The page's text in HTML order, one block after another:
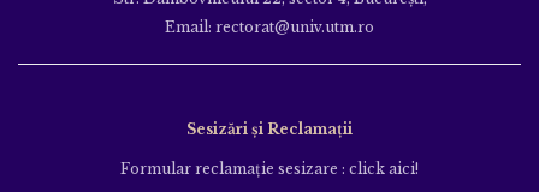
Email: rectorat@univ.utm.ro
Sesizări și Reclamații
Formular reclamație sesizare : click aici!